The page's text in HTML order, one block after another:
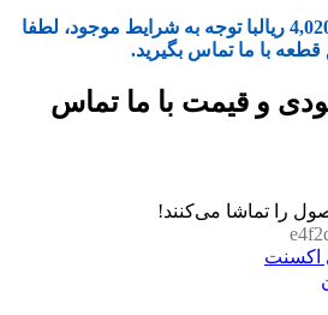
ریالبا توجه به شرایط موجود، لطفا
با ما تماس بگیرید.
و قیمت با ما تماس
را تماشا می‌کنند!
اکسنت